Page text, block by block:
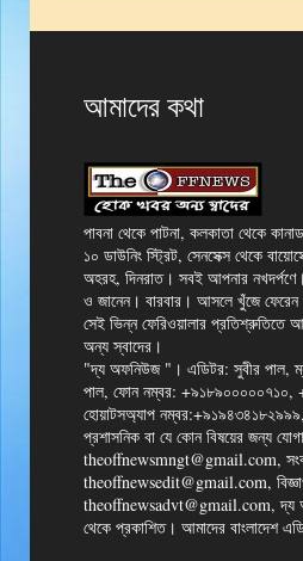
আমাদের কথা
পাবনা থেকে পাটনা, কলকাতা থেকে
১০ ডাউনিং স্ট্রিট, সেনসেক্স থেকে
অহরহ, দিনরাত। সবই আপনার
ও জানেন। বারবার। আসলে খুঁজে
সেই ভিন্ন ফেরিওয়ালার প্রতিশ্রুতিতে
অন্য স্বাদের।
"দ্য অফনিউজ "। এডিটর: সুবীর পাল,
পাল, ফোন নম্বর: +৯১৮৯০০০০০৭১০,
হোয়াটসঅ্যাপ
প্রশাসনিক বা যে কোন বিষয়ের জন্য
theoffnewsmngt@gmail.com,
theoffnewsedit@gmail.com,
theoffnewsadvt@gmail.com, দ্য
থেকে প্রকাশিত। আমাদের বাংলাদেশ